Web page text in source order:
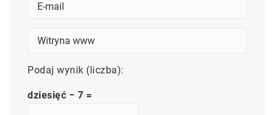
Podaj wynik (liczba):
dziesięć − 7 =